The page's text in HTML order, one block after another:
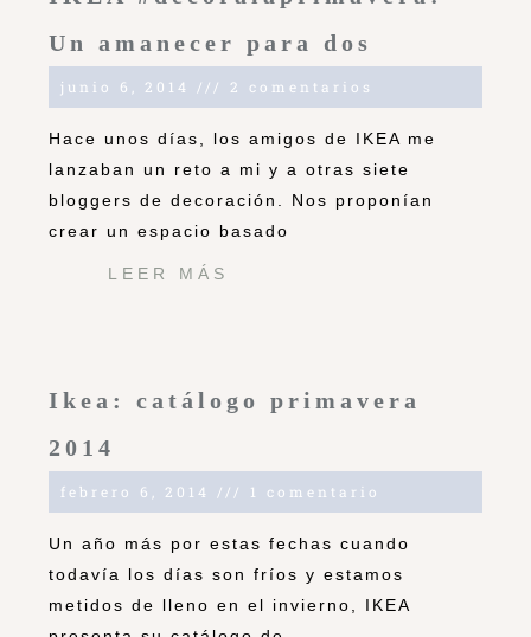
Un amanecer para dos
junio 6, 2014 2 comentarios
Hace unos días, los amigos de IKEA me
lanzaban un reto a mi y a otras siete
bloggers de decoración. Nos proponían
crear un espacio basado
LEER MÁS
Ikea: catálogo primavera
2014
febrero 6, 2014 1 comentario
Un año más por estas fechas cuando
todavía los días son fríos y estamos
metidos de lleno en el invierno, IKEA